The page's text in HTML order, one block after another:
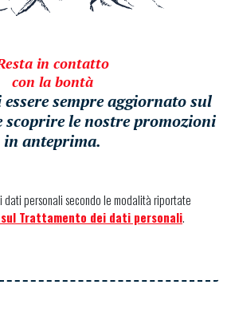
in contatto
con la bontà
sempre aggiornato sul
scoprire le nostre promozioni
in anteprima.
personali secondo le modalità riportate
Trattamento dei dati personali.